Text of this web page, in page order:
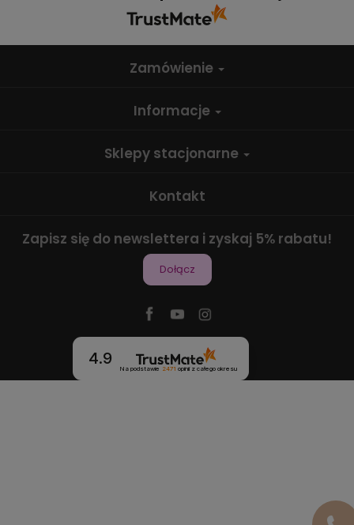
Zamówienie
Informacje
Sklepy stacjonarne
Kontakt
Zapisz się do newslettera i zyskaj 5% rabatu!
Dołącz
4.9
Na podstawie 2471 opinii z całego okresu